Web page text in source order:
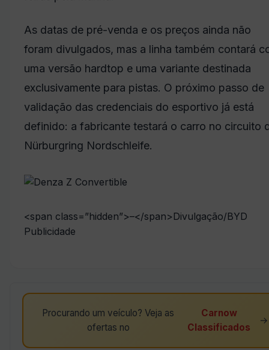
As datas de pré-venda e os preços ainda não
foram divulgados, mas a linha também contará
uma versão hardtop e uma variante destinada
exclusivamente para pistas. O próximo passo de
validação das credenciais do esportivo já está
definido: a fabricante testará o carro no circuito
Nürburgring Nordschleife.
<span class=”hidden”>–</span>Divulgação/BYD
Publicidade
Procurando um veículo? Veja as
ofertas no
Carnow
Classificados
→